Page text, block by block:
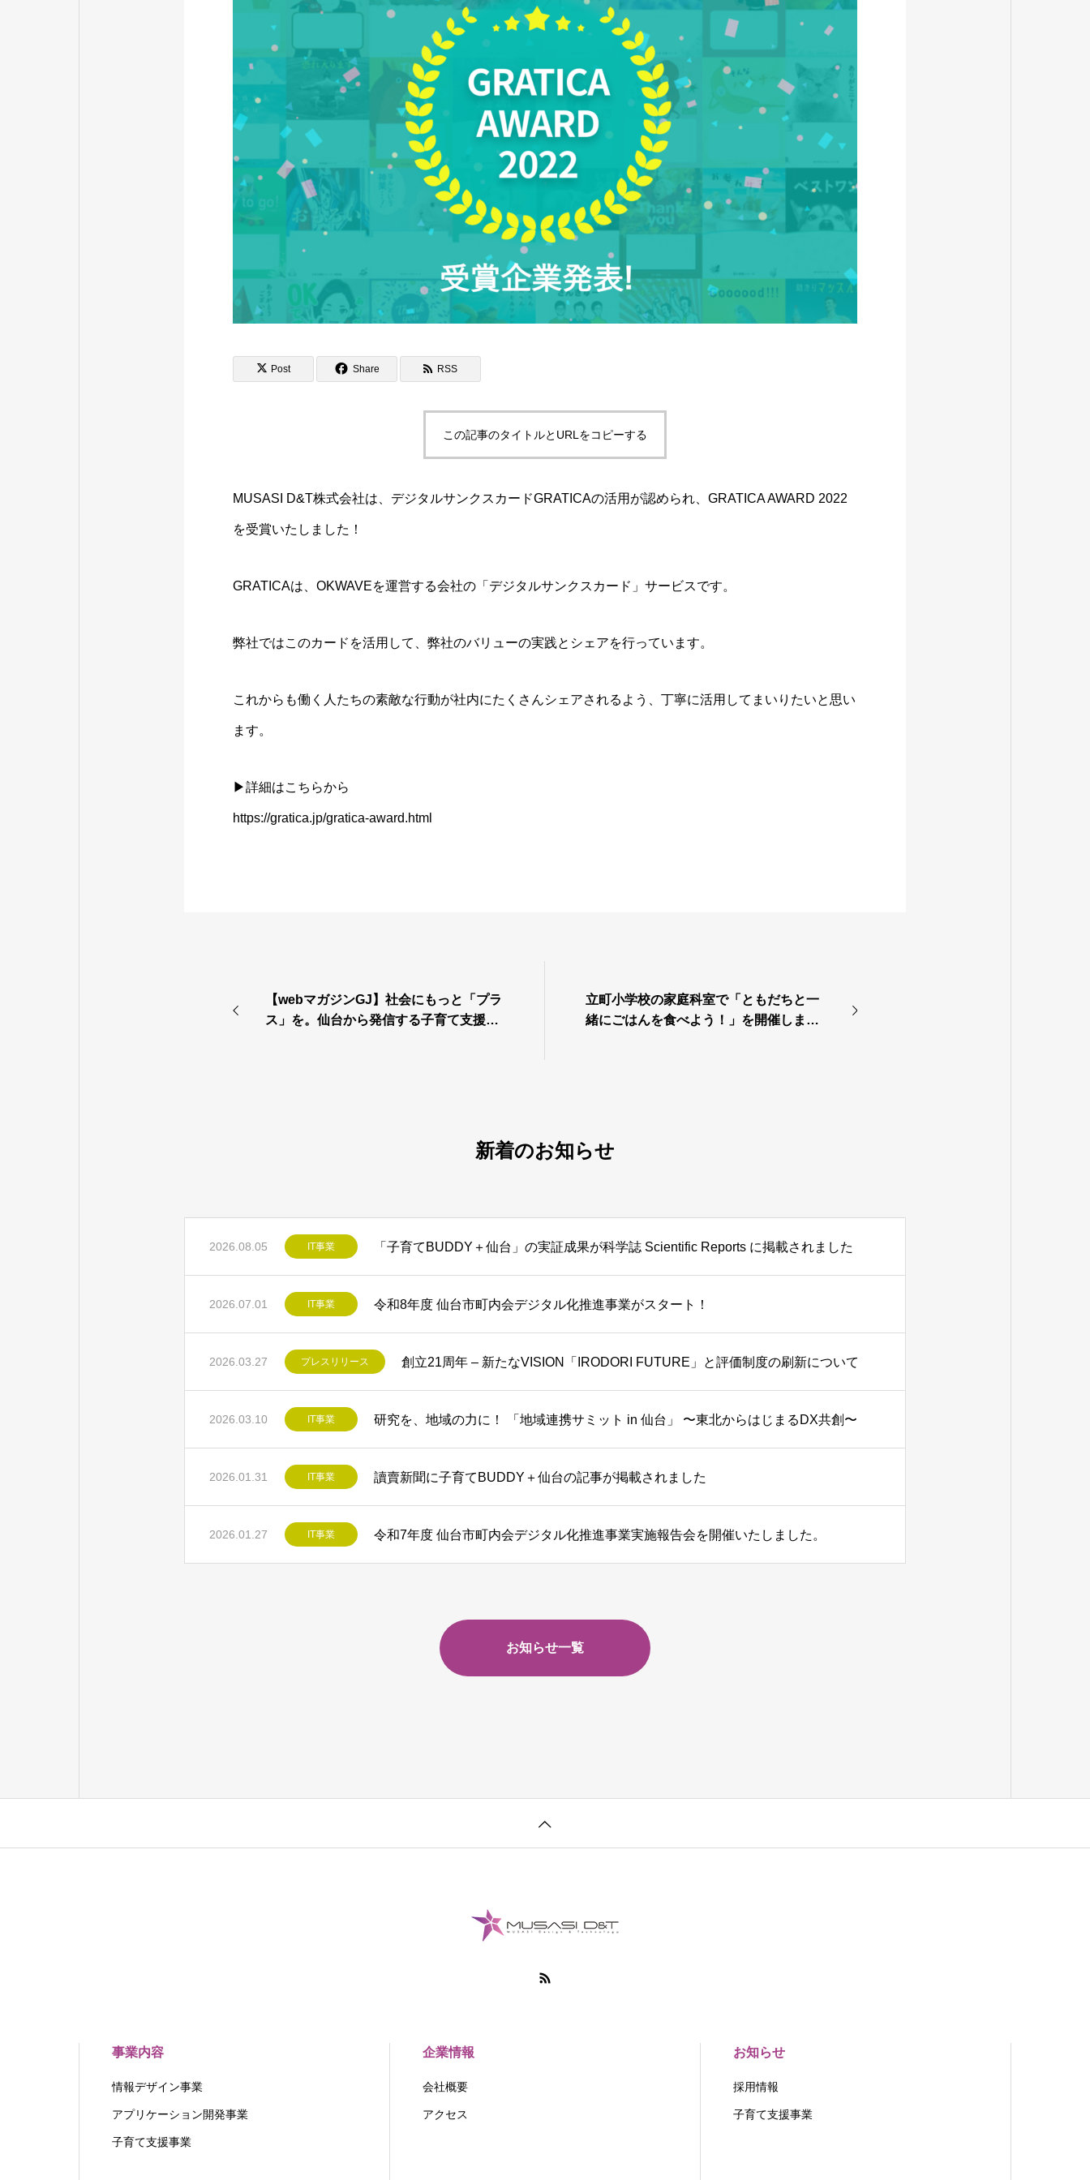
Post Share RSS
この記事のタイトルとURLをコピーする
MUSASI D&T株式会社は、デジタルサンクスカードGRATICAの活用が認められ、GRATICA AWARD 2022
を受賞いたしました！
GRATICAは、OKWAVEを運営する会社の「デジタルサンクスカード」サービスです。
弊社ではこのカードを活用して、弊社のバリューの実践とシェアを行っています。
これからも働く人たちの素敵な行動が社内にたくさんシェアされるよう、丁寧に活用してまいりたいと思い
ます。
▶詳細はこちらから
https://gratica.jp/gratica-award.html
【webマガジンGJ】社会にもっと「プラ
ス」を。仙台から発信する子育て支援とI
立町小学校の家庭科室で「ともだちと一
緒にごはんを食べよう！」を開催しまし
新着のお知らせ
2026.08.05 IT事業 「子育てBUDDY＋仙台」の実証成果が科学誌 Scientific Reports に掲載されました
2026.07.01 IT事業 令和8年度 仙台市町内会デジタル化推進事業がスタート！
2026.03.27 プレスリリース 創立21周年 – 新たなVISION「IRODORI FUTURE」と評価制度の刷新について
2026.03.10 IT事業 研究を、地域の力に！ 「地域連携サミット in 仙台」 〜東北からはじまるDX共創〜
2026.01.31 IT事業 讀賣新聞に子育てBUDDY＋仙台の記事が掲載されました
2026.01.27 IT事業 令和7年度 仙台市町内会デジタル化推進事業実施報告会を開催いたしました。
お知らせ一覧
事業内容
情報デザイン事業
アプリケーション開発事業
子育て支援事業
企業情報
会社概要
アクセス
お知らせ
採用情報
子育て支援事業